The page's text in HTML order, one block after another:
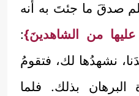
صدقَ ما جئتَ به أنه
من الشاهدينَ}:
نشهدُها لك، فتقومُ
بذلك. فلما